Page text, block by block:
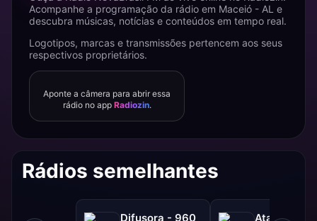
Acompanhe a programação da rádio em Maceió - AL e
descubra músicas, notícias e conteúdos em tempo real.
Logotipos, marcas e transmissões pertencem aos seus
respectivos proprietários.
Aponte a câmera para abrir essa
rádio no app Radiozin.
Rádios semelhantes
Difusora - 960
Atalaia FM -